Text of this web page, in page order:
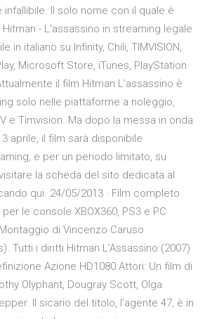
Il solo nome con il quale è
- L'assassino in streaming legale
in italiano su Infinity, Chili, TIMVISION,
Microsoft Store, iTunes, PlayStation
il film Hitman L’assassino è
solo nelle piattaforme a noleggio,
e Timvision. Ma dopo la messa in onda
aprile, il film sarà disponibile
e per un periodo limitato, su
la scheda del sito dedicata al
qui. 24/05/2013 · Film completo
le console XBOX360, PS3 e PC
di Vincenzo Caruso
Tutti i diritti Hitman L’Assassino (2007)
Azione HD1080 Attori: Un film di
Olyphant, Dougray Scott, Olga
Il sicario del titolo, l’agente 47, è in